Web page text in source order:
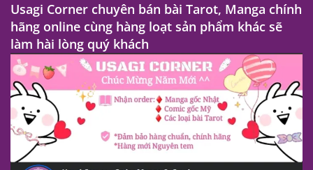
Usagi Corner chuyên bán bài Tarot, Manga chính
hãng online cùng hàng loạt sản phẩm khác sẽ
làm hài lòng quý khách